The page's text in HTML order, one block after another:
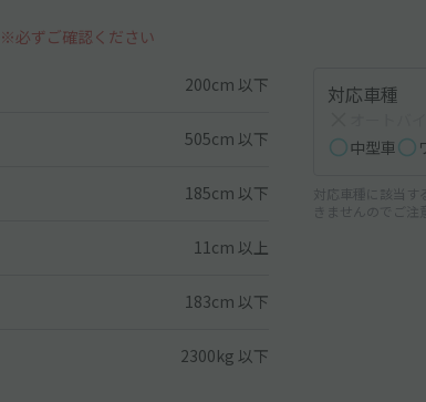
※必ずご確認ください
200cm 以下
505cm 以下
185cm 以下
11cm 以上
183cm 以下
2300kg 以下
対応車種
中型車
対応車種に該当す
きませんのでご注